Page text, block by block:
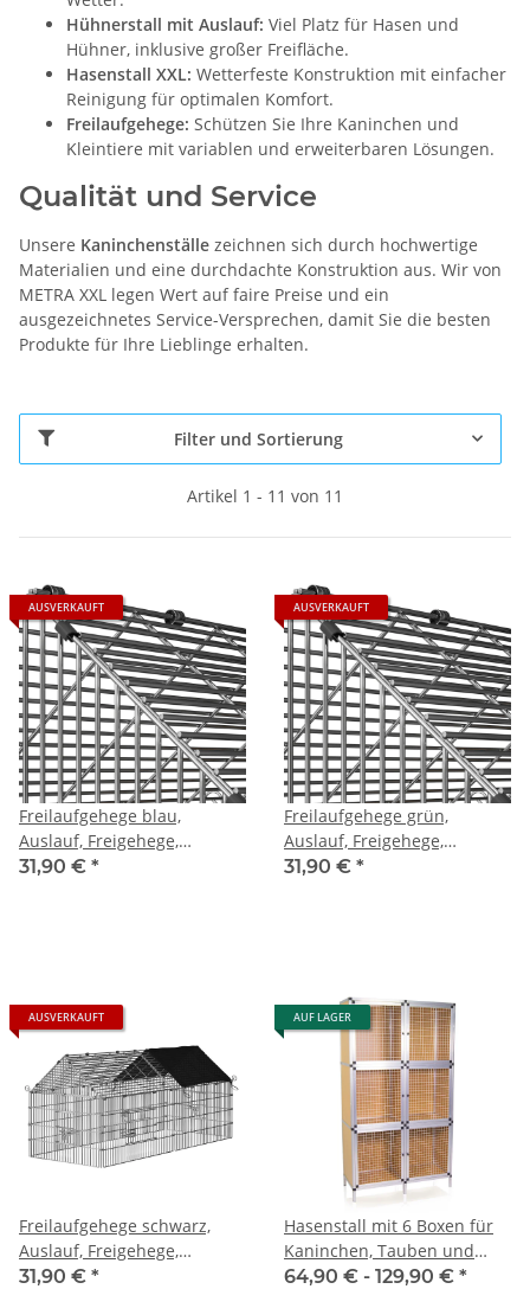
Hühnerstall mit Auslauf: Viel Platz für Hasen und
Hühner, inklusive großer Freifläche.
Hasenstall XXL: Wetterfeste Konstruktion mit einfacher
Reinigung für optimalen Komfort.
Freilaufgehege: Schützen Sie Ihre Kaninchen und
Kleintiere mit variablen und erweiterbaren Lösungen.
Qualität und Service
Unsere Kaninchenställe zeichnen sich durch hochwertige
Materialien und eine durchdachte Konstruktion aus. Wir von
METRA XXL legen Wert auf faire Preise und ein
ausgezeichnetes Service-Versprechen, damit Sie die besten
Produkte für Ihre Lieblinge erhalten.
Filter und Sortierung
Artikel 1 - 11 von 11
AUSVERKAUFT
Freilaufgehege blau,
Auslauf, Freigehege,
Kaninchen, Hasen
31,90 € *
AUSVERKAUFT
Freilaufgehege grün,
Auslauf, Freigehege,
Kaninchen, Hasen
31,90 € *
AUSVERKAUFT
Freilaufgehege schwarz,
Auslauf, Freigehege,
Kaninchen, Hasen
31,90 € *
AUF LAGER
Hasenstall mit 6 Boxen für
Kaninchen, Tauben und
andere Kleintiere
64,90 € - 129,90 € *